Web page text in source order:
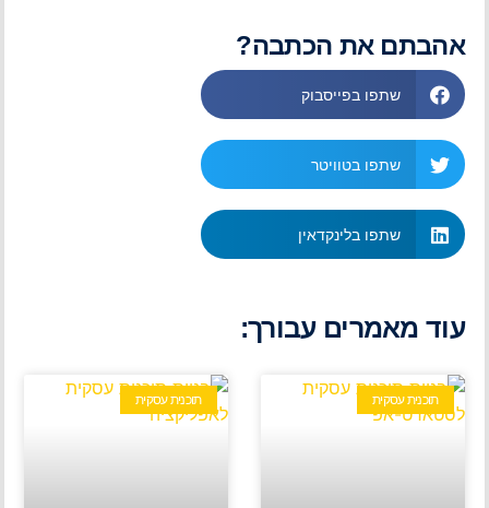
אהבתם את הכתבה?
שתפו בפייסבוק
שתפו בטוויטר
שתפו בלינקדאין
עוד מאמרים עבורך:
תוכנית עסקית תוכנית עסקית